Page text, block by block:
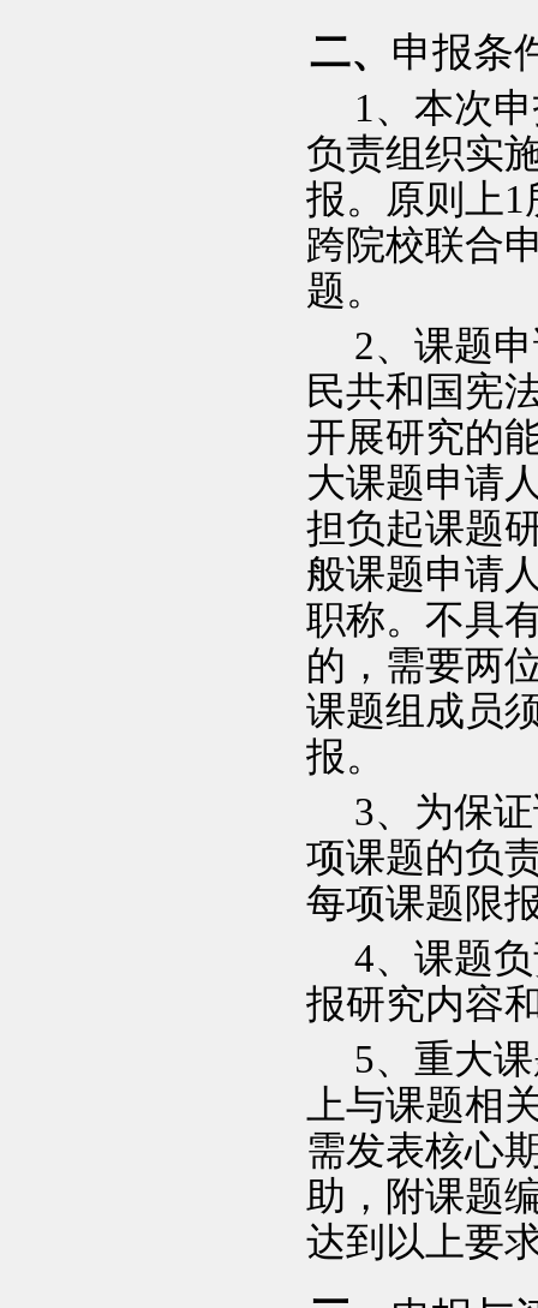
二、 申报条
1 、本次
负责组织实
报。原则上1
跨院校联合
题。
2、课题
民共和国宪
开展研究的
大课题申请
担负起课题
般课题申请
职称。不具
的，需要两
课题组成员
报。
3、为保
项课题的负
每项课题限
4、课题
报研究内容
5、重大
上与课题相
需发表核心
助，附课题
达到以上要